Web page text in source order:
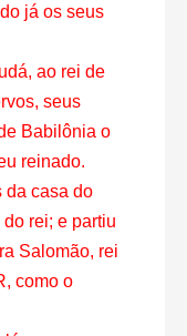
já os seus
ao rei de
seus
Babilônia o
reinado.
da casa do
rei; e partiu
Salomão, rei
como o